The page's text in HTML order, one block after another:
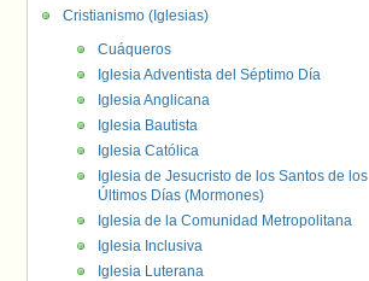
Cristianismo (Iglesias)
Cuáqueros
Iglesia Adventista del Séptimo Día
Iglesia Anglicana
Iglesia Bautista
Iglesia Católica
Iglesia de Jesucristo de los Santos de los
Últimos Días (Mormones)
Iglesia de la Comunidad Metropolitana
Iglesia Inclusiva
Iglesia Luterana